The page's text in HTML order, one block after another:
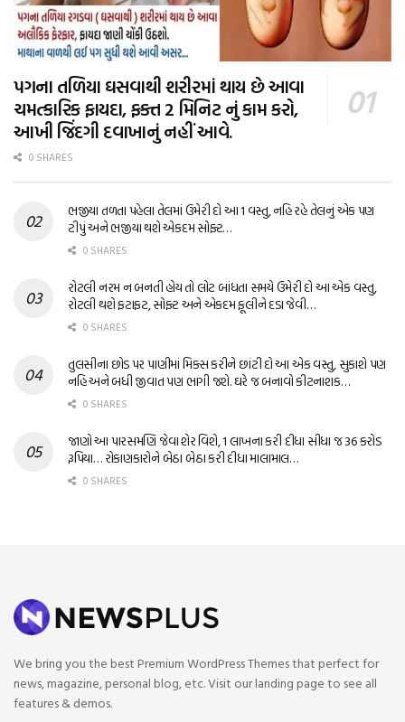
પગના તળિયા ઘસવાથી શરીરમાં થાય છે આવા
ચમત્કારિક ફાયદા, ફક્ત 2 મિનિટ નું કામ કરો,
આખી જિંદગી દવાખાનું નહીં આવે.
0 SHARES
ભજીયા તળતા પહેલા તેલમાં ઉમેરી દો આ 1 વસ્તુ, નહિ રહે તેલનું એક પણ
ટીપું અને ભજીયા થશે એકદમ સોફ્ટ…
0 SHARES
રોટલી નરમ ન બનતી હોય તો લોટ બાંધતા સમયે ઉમેરી દો આ એક વસ્તુ,
રોટલી થશે ફટાફટ, સોફ્ટ અને એકદમ ફૂલીને દડા જેવી…
0 SHARES
તુલસીના છોડ પર પાણીમાં મિક્સ કરીને છાંટી દો આ એક વસ્તુ, સુકાશે પણ
નહિ અને બધી જીવાત પણ ભાગી જશે. ઘરે જ બનાવો કીટનાશક…
0 SHARES
જાણો આ પારસમણિ જેવા શેર વિશે, 1 લાખના કરી દીધા સીધા જ 36 કરોડ
રૂપિયા… રોકાણકારોને બેઠા બેઠા કરી દીધા માલામાલ…
0 SHARES
We bring you the best Premium WordPress Themes that perfect for
news, magazine, personal blog, etc. Visit our landing page to see all
features & demos.